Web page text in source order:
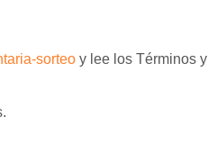
sorteo y lee los Términos y